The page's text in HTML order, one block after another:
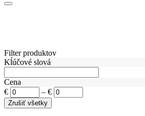
Filter produktov
Kĺúčové slová
Cena
€
– €